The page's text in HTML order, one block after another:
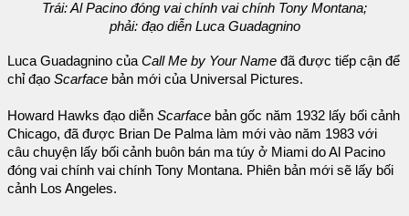
Trái: Al Pacino đóng vai chính vai chính Tony Montana;
phải: đạo diễn Luca Guadagnino
Luca Guadagnino của Call Me by Your Name đã được tiếp cận để
chỉ đạo Scarface bản mới của Universal Pictures.
Howard Hawks đạo diễn Scarface bản gốc năm 1932 lấy bối cảnh
Chicago, đã được Brian De Palma làm mới vào năm 1983 với
câu chuyện lấy bối cảnh buôn bán ma túy ở Miami do Al Pacino
đóng vai chính vai chính Tony Montana. Phiên bản mới sẽ lấy bối
cảnh Los Angeles.